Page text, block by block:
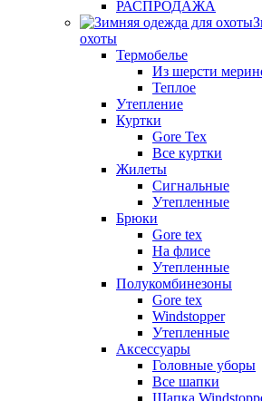
РАСПРОДАЖА
охоты
Термобелье
Из шерсти
Теплое
Утепление
Куртки
Gore Tex
Все куртки
Жилеты
Сигнальные
Утепленные
Брюки
Gore tex
На флисе
Утепленные
Полукомбинезоны
Gore tex
Windstopper
Утепленные
Аксессуары
Головные уборы
Все шапки
Шапка